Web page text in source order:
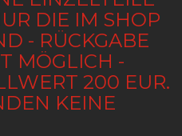
DIE IM SHOP
- RÜCKGABE
MÖGLICH -
200 EUR.
KEINE